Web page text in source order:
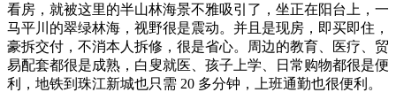
看房，就被这里的半山林海景不雅吸引了，坐正在阳台上，一
马平川的翠绿林海，视野很是震动。并且是现房，即买即住，
豪拆交付，不消本人拆修，很是省心。周边的教育、医疗、贸
易配套都很是成熟，白叟就医、孩子上学、日常购物都很是便
利，地铁到珠江新城也只需 20 多分钟，上班通勤也很便利。